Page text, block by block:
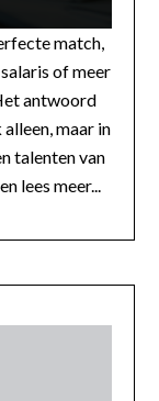
match,
of meer
antwoord
maar in
talenten van
lees meer...